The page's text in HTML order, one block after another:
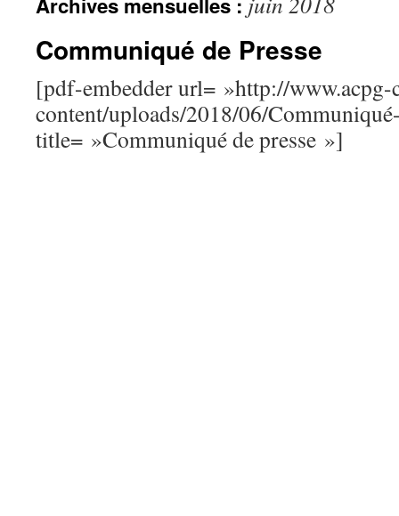
Communiqué de Presse
[pdf-embedder url= »http://
content/uploads/2018/06/
title= »Communiqué de presse »]